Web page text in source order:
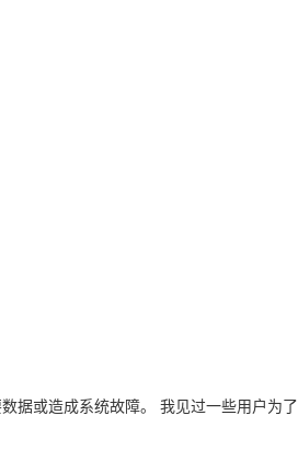
据或造成系统故障。 我见过一些用户为